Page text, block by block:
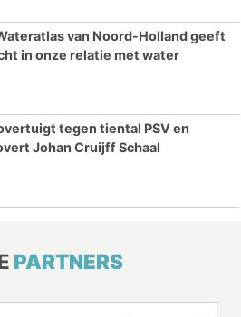
van Noord-Holland geeft
in onze relatie met water
tegen tiental PSV en
Johan Cruijff Schaal
PARTNERS